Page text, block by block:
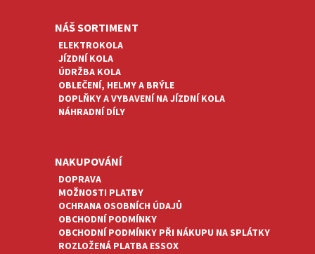
NÁŠ SORTIMENT
ELEKTROKOLA
JÍZDNÍ KOLA
ÚDRŽBA KOLA
OBLEČENÍ, HELMY A BRÝLE
DOPLŇKY A VYBAVENÍ NA JÍZDNÍ KOLA
NÁHRADNÍ DÍLY
NAKUPOVÁNÍ
DOPRAVA
MOŽNOSTI PLATBY
OCHRANA OSOBNÍCH ÚDAJŮ
OBCHODNÍ PODMÍNKY
OBCHODNÍ PODMÍNKY PŘI NÁKUPU NA SPLÁTKY
ROZLOŽENÁ PLATBA ESSOX